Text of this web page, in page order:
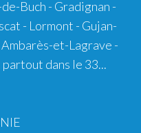
Buch - Gradignan -
- Lormont - Gujan-
et-Lagrave -
dans le 33...